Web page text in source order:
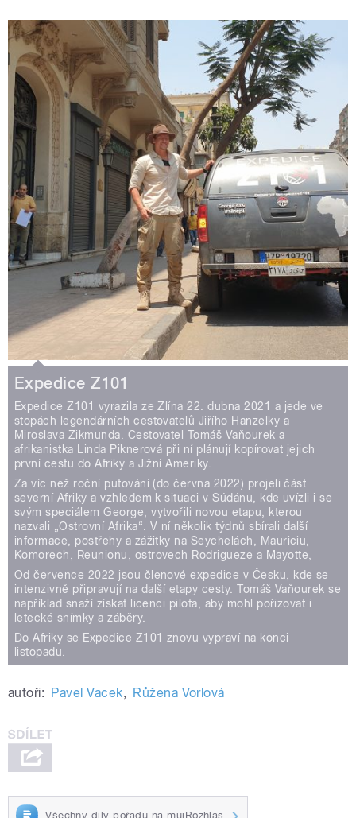
Expedice Z101
Expedice Z101 vyrazila ze Zlína 22. dubna 2021 a jede ve
stopách legendárních cestovatelů Jiřího Hanzelky a
Miroslava Zikmunda. Cestovatel Tomáš Vaňourek a
afrikanistka Linda Piknerová při ní plánují kopírovat jejich
první cestu do Afriky a Jižní Ameriky.
Za víc než roční putování (do června 2022) projeli část
severní Afriky a vzhledem k situaci v Súdánu, kde uvízli i se
svým speciálem George, vytvořili novou etapu, kterou
nazvali „Ostrovní Afrika“. V ní několik týdnů sbírali další
informace, postřehy a zážitky na Seychelách, Mauriciu,
Komorech, Reunionu, ostrovech Rodrigueze a Mayotte,
Od července 2022 jsou členové expedice v Česku, kde se
intenzivně připravují na další etapy cesty. Tomáš Vaňourek se
například snaží získat licenci pilota, aby mohl pořizovat i
letecké snímky a záběry.
Do Afriky se Expedice Z101 znovu vypraví na konci
listopadu.
autoři: Pavel Vacek, Růžena Vorlová
Všechny díly pořadu na mujRozhlas